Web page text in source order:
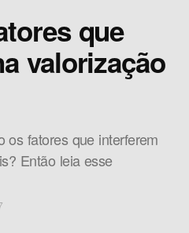
Racon
que
valorização
os fatores que interferem
Então leia esse